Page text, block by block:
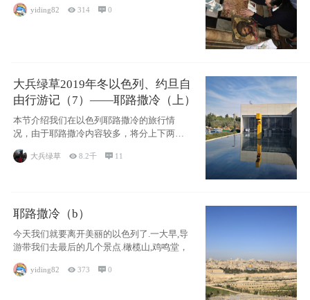
yiding82  314 0
大兵绿草2019年冬以色列、约旦自
由行游记（7）——耶路撒冷（上）
本节介绍我们在以色列耶路撒冷的旅行情
况，由于耶路撒冷内容较多，将分上下两节
大兵绿草 8.2千  11
耶路撒冷（b）
今天我们就要离开美丽的以色列了.一大早,导
游带我们去最后的几个景点.橄榄山,鸡鸣堂，
yiding82 373 0